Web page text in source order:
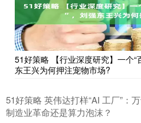
51好策略 【行业深度研究】一个“
东王兴为何押注宠物市场?
51好策略 英伟达打样“AI 工厂”：
制造业革命还是算力泡沫？